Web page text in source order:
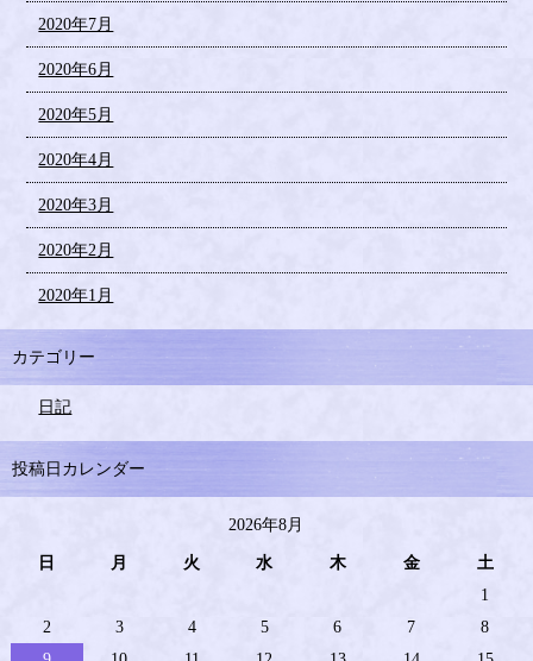
2020年7月
2020年6月
2020年5月
2020年4月
2020年3月
2020年2月
2020年1月
カテゴリー
日記
投稿日カレンダー
2026年8月
日 月 火 水 木 金
土
1
2
3 4 5 6 7
8